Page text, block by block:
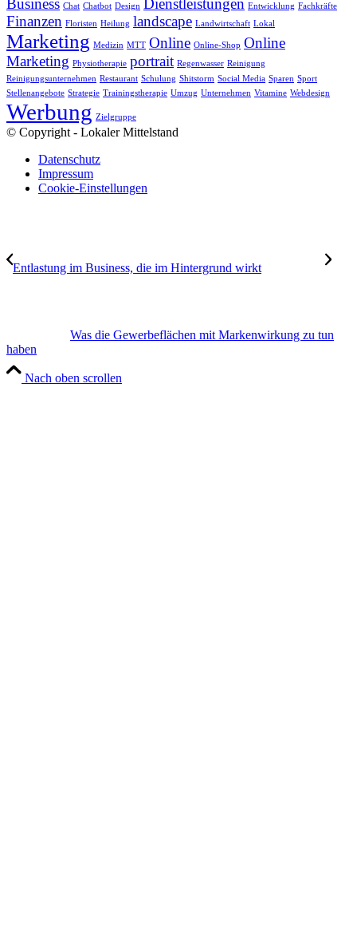
Business Chat Chatbot Design Dienstleistungen Entwicklung Fachkräfte
Finanzen Floristen Heilung landscape Landwirtschaft Lokal
Marketing Medizin MTT Online Online-Shop Online
Marketing Physiotherapie portrait Regenwasser Reinigung
Reinigungsunternehmen Restaurant Schulung Shitstorm Social Media Sparen Sport
Stellenangebote Strategie Trainingstherapie Umzug Unternehmen Vitamine Webdesign
Werbung Zielgruppe
© Copyright - Lokaler Mittelstand
Datenschutz
Impressum
Cookie-Einstellungen
Entlastung im Business, die im Hintergrund wirkt
Was die Gewerbeflächen mit Markenwirkung zu tun
haben
Nach oben scrollen